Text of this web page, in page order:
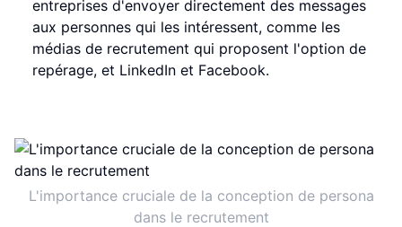
entreprises d'envoyer directement des messages
aux personnes qui les intéressent, comme les
médias de recrutement qui proposent l'option de
repérage, et LinkedIn et Facebook.
L'importance cruciale de la conception de persona
dans le recrutement